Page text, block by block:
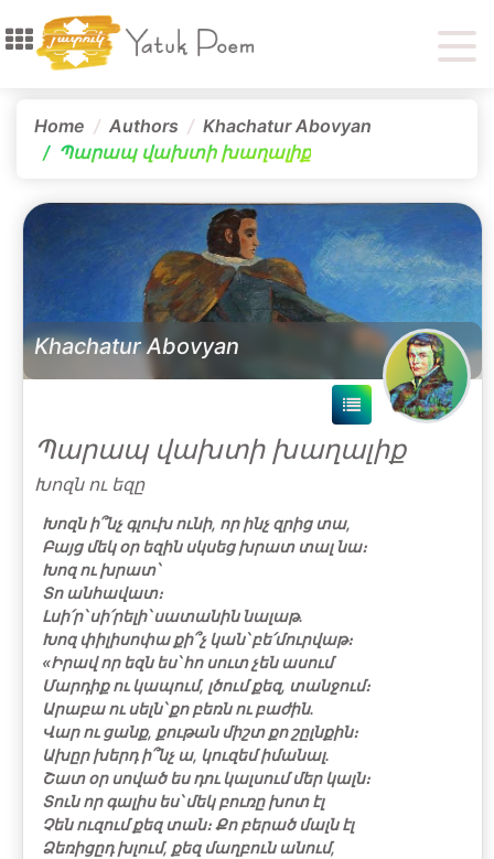
Home Authors
Khachatur Abovyan
Պարապ վախտի խաղալիք
Khachatur Abovyan
Պարապ վախտի խաղալիք
Խոզն ու եզը
Խոզն ի՞նչ գլուխ ունի, որ ինչ զրից տա,
Բայց մեկ օր եզին սկսեց խրատ տալ նա։
Խոզ ու խրատ՝
Տո անհավատ։
Լսի՛ր՝ սի՛րելի՝ սատանին նալաթ․
Խոզ փիլիսոփա քի՞չ կան՝ բե՛մուրվաթ։
«Իրավ որ եզն ես՝ հո սուտ չեն ասում
Մարդիք ու կապում, լծում քեզ, տանջում։
Արաբա ու սելն՝ քո բեռն ու բաժին.
Վար ու ցանք, քութան միշտ քո շըլնքին։
Ախըր խերդ ի՞նչ ա, կուզեմ իմանալ.
Շատ օր սոված ես դու կալսում մեր կալն։
Տուն որ գալիս ես՝ մեկ բուռը խոտ էլ
Չեն ուզում քեզ տան։ Քո բերած մալն էլ
Ձեռիցըդ խլում, քեզ մաղբուն անում,